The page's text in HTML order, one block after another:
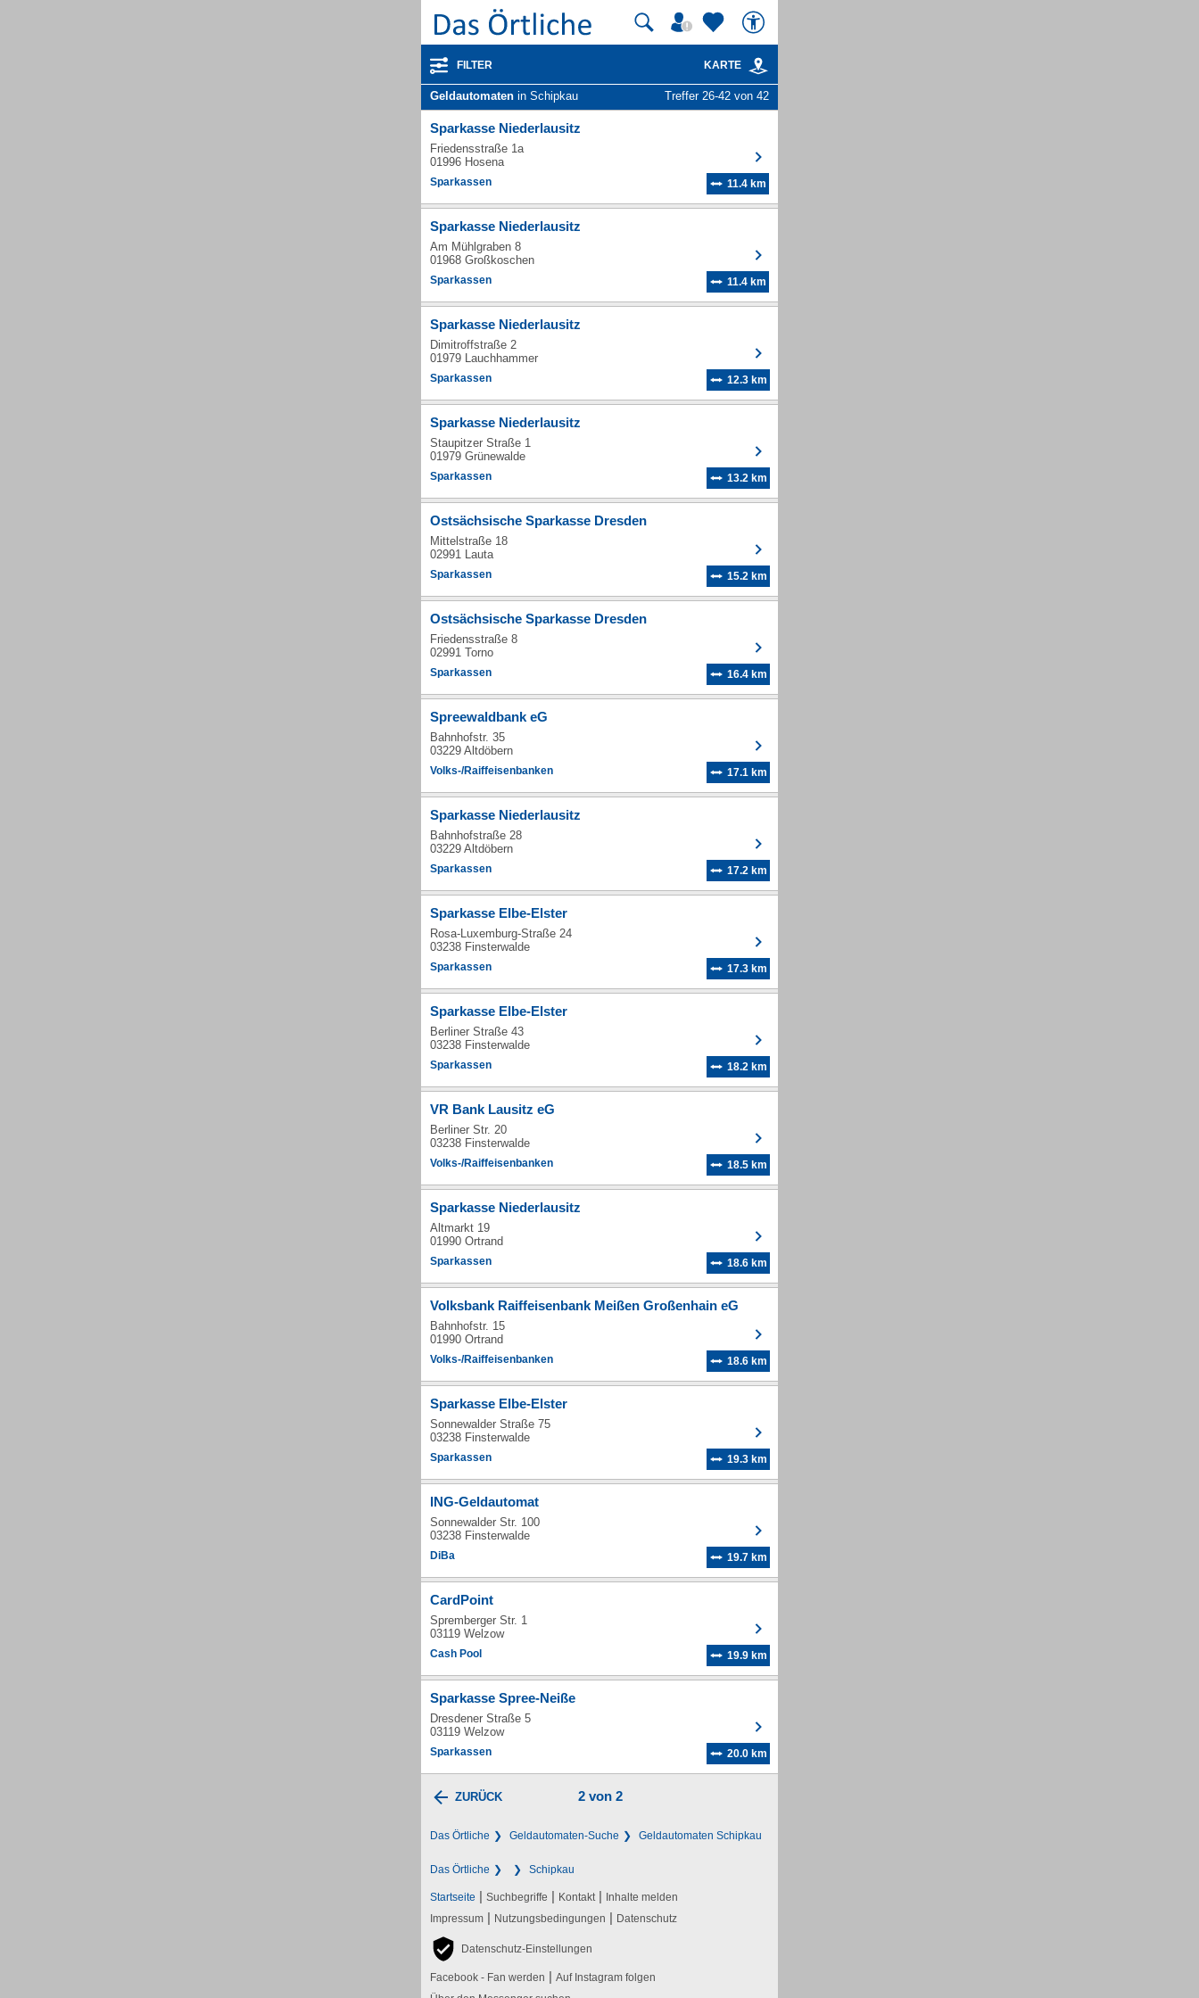
FILTER KARTE
Geldautomaten in Schipkau Treffer 26-42 von 42
Sparkasse Niederlausitz
Friedensstraße 1a
01996 Hosena
Sparkassen 11.4 km
Sparkasse Niederlausitz
Am Mühlgraben 8
01968 Großkoschen
Sparkassen 11.4 km
Sparkasse Niederlausitz
Dimitroffstraße 2
01979 Lauchhammer
Sparkassen 12.3 km
Sparkasse Niederlausitz
Staupitzer Straße 1
01979 Grünewalde
Sparkassen 13.2 km
Ostsächsische Sparkasse Dresden
Mittelstraße 18
02991 Lauta
Sparkassen 15.2 km
Ostsächsische Sparkasse Dresden
Friedensstraße 8
02991 Torno
Sparkassen 16.4 km
Spreewaldbank eG
Bahnhofstr. 35
03229 Altdöbern
Volks-/Raiffeisenbanken 17.1 km
Sparkasse Niederlausitz
Bahnhofstraße 28
03229 Altdöbern
Sparkassen 17.2 km
Sparkasse Elbe-Elster
Rosa-Luxemburg-Straße 24
03238 Finsterwalde
Sparkassen 17.3 km
Sparkasse Elbe-Elster
Berliner Straße 43
03238 Finsterwalde
Sparkassen 18.2 km
VR Bank Lausitz eG
Berliner Str. 20
03238 Finsterwalde
Volks-/Raiffeisenbanken 18.5 km
Sparkasse Niederlausitz
Altmarkt 19
01990 Ortrand
Sparkassen 18.6 km
Volksbank Raiffeisenbank Meißen Großenhain eG
Bahnhofstr. 15
01990 Ortrand
Volks-/Raiffeisenbanken 18.6 km
Sparkasse Elbe-Elster
Sonnewalder Straße 75
03238 Finsterwalde
Sparkassen 19.3 km
ING-Geldautomat
Sonnewalder Str. 100
03238 Finsterwalde
DiBa 19.7 km
CardPoint
Spremberger Str. 1
03119 Welzow
Cash Pool 19.9 km
Sparkasse Spree-Neiße
Dresdener Straße 5
03119 Welzow
Sparkassen 20.0 km
ZURÜCK 2 von 2
Das Örtliche Geldautomaten-Suche Geldautomaten Schipkau
Das Örtliche Schipkau
Startseite | Suchbegriffe | Kontakt | Inhalte melden
Impressum | Nutzungsbedingungen | Datenschutz
Datenschutz-Einstellungen
Facebook - Fan werden | Auf Instagram folgen